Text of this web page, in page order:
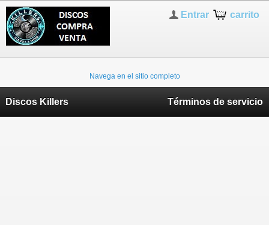
carrito
Entrar
Navega en el sitio completo
Discos Killers Términos de servicio